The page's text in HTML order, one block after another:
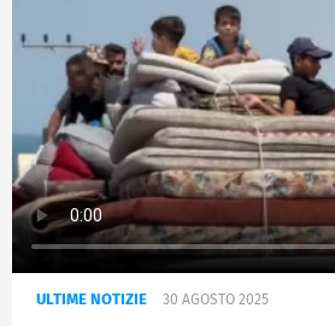
ULTIME NOTIZIE 30 AGOSTO 2025